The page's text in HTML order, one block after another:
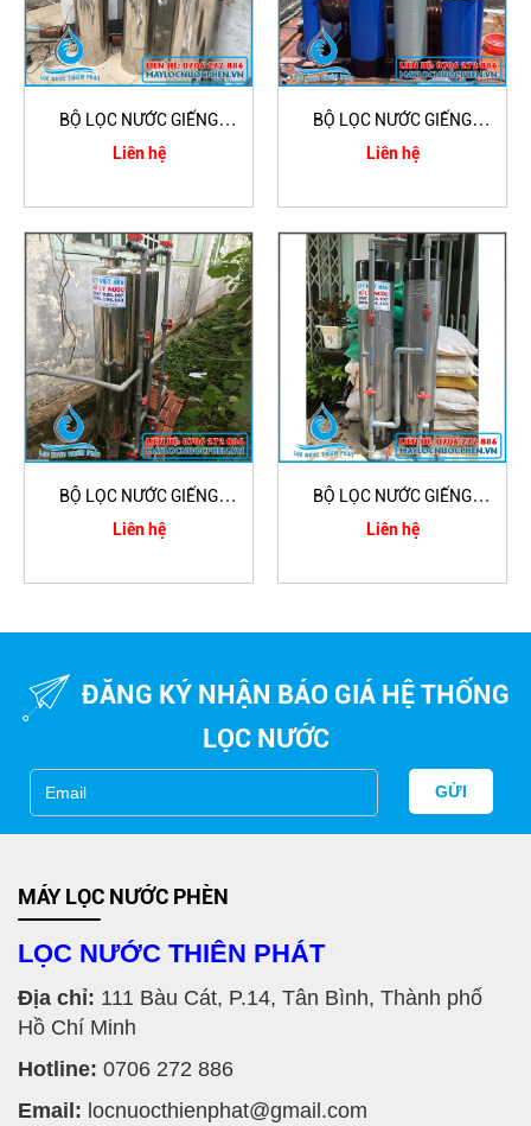
BỘ LỌC NƯỚC GIẾNG
KHOAN GIA ĐÌNH VAN
Liên hệ
BỘ LỌC NƯỚC GIẾNG
KHOAN GIA ĐÌNH CỘT
Liên hệ
BỘ LỌC NƯỚC GIẾNG
KHOAN GIA ĐÌNH CỘT
Liên hệ
BỘ LỌC NƯỚC GIẾNG
KHOAN GIA ĐÌNH
Liên hệ
ĐĂNG KÝ NHẬN BÁO GIÁ HỆ THỐNG
LỌC NƯỚC
GỬI
MÁY LỌC NƯỚC PHÈN
LỌC NƯỚC THIÊN PHÁT
Địa chỉ: 111 Bàu Cát, P.14, Tân Bình, Thành phố
Hồ Chí Minh
Hotline: 0706 272 886
Email: locnuocthienphat@gmail.com